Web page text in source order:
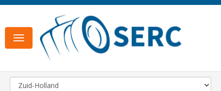
Toggle
navigation